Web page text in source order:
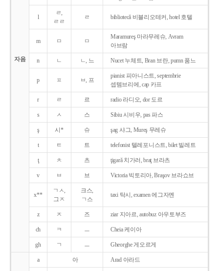
자음
l
ㄹ,
ㄹㄹ
ㄹ bibliotecǎ 비블리오테커, hotel 호텔
m ㅁ ㅁ
Maramureş 마라무레슈, Avram
아브람
n ㄴ ㄴ, 느 Nucet 누체트, Bran 브란, pumn 품느
p ㅍ ㅂ, 프
pianist 피아니스트, septembrie
셉템브리에, cap 카프
r ㄹ 르 radio 라디오, dor 도르
s ㅅ 스 Sibiu 시비우, pas 파스
ş 시* 슈 şag 샤그, Mureş 무레슈
t ㅌ 트 telefonist 텔레포니스트, bilet 빌레트
ţ ㅊ 츠 ţigarǎ 치가러, braţ 브라츠
v ㅂ 브 Victoria 빅토리아, Braşov 브라쇼브
x**
ㄱㅅ,
그ㅈ
크스,
ㄱ스
taxi 탁시, examen 에그자멘
z ㅈ 즈 ziar 지아르, autobuz 아우토부즈
ch ㅋ ㅡ Cheia 케이아
gh ㄱ ㅡ Gheorghe 게오르게
a 아 Arad 아라드